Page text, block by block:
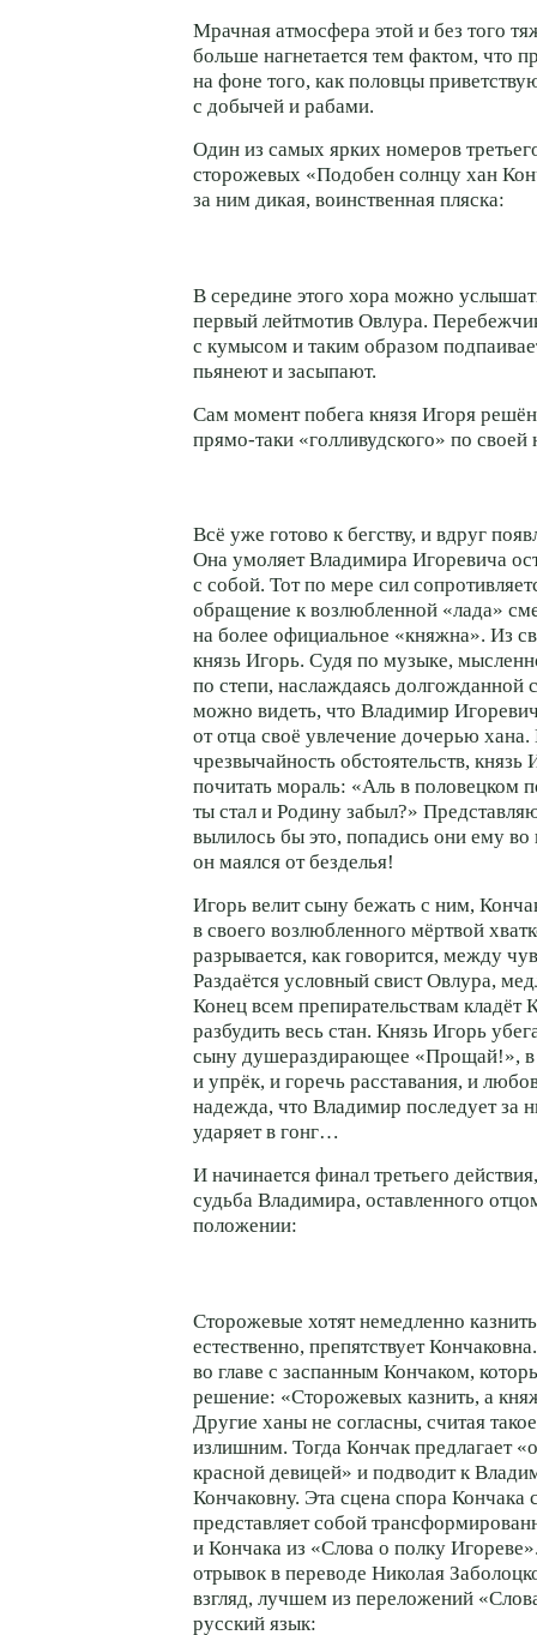
Мрачная атмосфера этой и без того
больше нагнетается тем фактом, что
на фоне того, как половцы
с добычей и рабами.
Один из самых ярких номеров
сторожевых «Подобен солнцу хан
за ним дикая, воинственная пляска:
В середине этого хора можно
первый лейтмотив Овлура.
с кумысом и таким образом
пьянеют и засыпают.
Сам момент побега князя Игоря
прямо-таки «голливудского» по
Всё уже готово к бегству, и вдруг
Она умоляет Владимира Игоревича
с собой. Тот по мере сил
обращение к возлюбленной «лада»
на более официальное «княжна». Из
князь Игорь. Судя по музыке,
по степи, наслаждаясь долгожданной
можно видеть, что Владимир
от отца своё увлечение дочерью
чрезвычайность обстоятельств, князь
почитать мораль: «Аль в половецком
ты стал и Родину забыл?»
вылилось бы это, попадись они ему во
он маялся от безделья!
Игорь велит сыну бежать с ним,
в своего возлюбленного мёртвой
разрывается, как говорится, между
Раздаётся условный свист Овлура,
Конец всем препирательствам кладёт
разбудить весь стан. Князь Игорь
сыну душераздирающее «Прощай!», в
и упрёк, и горечь расставания, и
надежда, что Владимир последует за
ударяет в гонг…
И начинается финал третьего
судьба Владимира, оставленного
положении:
Сторожевые хотят немедленно
естественно, препятствует
во главе с заспанным Кончаком,
решение: «Сторожевых казнить, а
Другие ханы не согласны, считая
излишним. Тогда Кончак предлагает
красной девицей» и подводит к
Кончаковну. Эта сцена спора Кончака
представляет собой
и Кончака из «Слова о полку
отрывок в переводе Николая
взгляд, лучшем из переложений
русский язык: